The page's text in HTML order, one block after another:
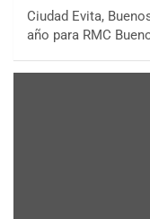
Ciudad Evita,
año para RMC